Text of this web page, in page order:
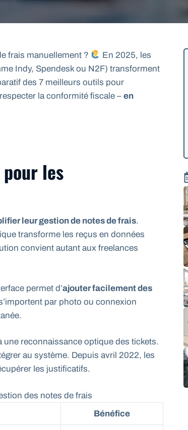
frais manuellement ?
En 2025, les
Indy, Spendesk ou N2F) transforment
des 7 meilleurs outils pour
la conformité fiscale – en
les
leur gestion de notes de frais.
transforme les reçus en données
convient autant aux freelances
permet d’ajouter facilement des
par photo ou connexion
une reconnaissance optique des tickets.
au système. Depuis avril 2022, les
les justificatifs.
des notes de frais
Bénéfice